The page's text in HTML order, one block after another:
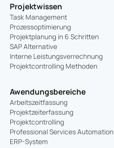
Projektwissen
Task Management
Prozessoptimierung
Projektplanung in 6 Schritten
SAP Alternative
Interne Leistungsverrechnung
Projektcontrolling Methoden
Awendungsbereiche
Arbeitszeitfassung
Projektzeiterfassung
Projektcontrolling
Professional Services Automation
ERP-System